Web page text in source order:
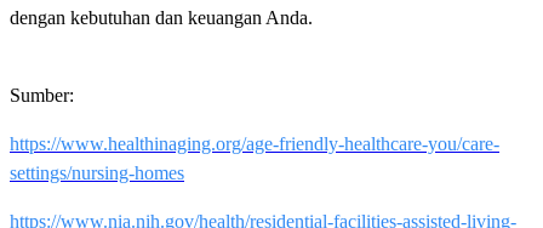
dengan kebutuhan dan keuangan Anda.
Sumber:
https://www.healthinaging.org/age-friendly-healthcare-you/care-
settings/nursing-homes
https://www.nia.nih.gov/health/residential-facilities-assisted-living-